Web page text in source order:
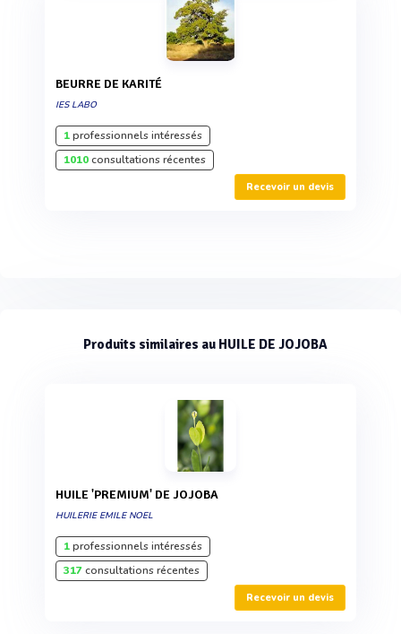
BEURRE DE KARITÉ
IES LABO
1professionnels intéressés
1010consultations récentes
Recevoir un devis
Produits similaires au HUILE DE JOJOBA
HUILE 'PREMIUM' DE JOJOBA
HUILERIE EMILE NOEL
1professionnels intéressés
317consultations récentes
Recevoir un devis